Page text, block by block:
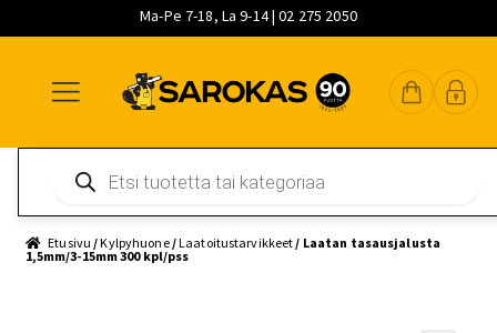
Ma-Pe 7-18, La 9-14 | 02 275 2050
navigointiin
sisältöön
pääsisältöön
search
Etusivu /Kylpyhuone/Laatoitustarvikkeet / Laatan tasausjalusta
1,5mm/3-15mm 300 kpl/pss